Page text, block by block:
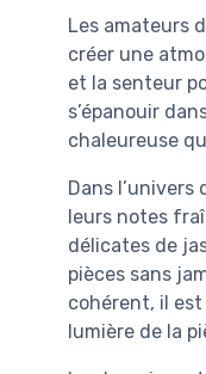
Les amateurs
créer une
et la senteur
s’épanouir
chaleureuse
Dans
leurs notes
délicates de
pièces sans
cohérent, il est
lumière de la